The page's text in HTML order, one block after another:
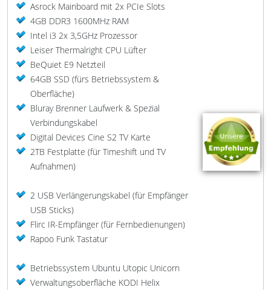
Asrock Mainboard mit 2x PCIe Slots
4GB DDR3 1600MHz RAM
Intel i3 2x 3,5GHz Prozessor
Leiser Thermalright CPU Lüfter
BeQuiet E9 Netzteil
64GB SSD (fürs Betriebssystem &
Oberfläche)
Bluray Brenner Laufwerk & Spezial
Verbindungskabel
Digital Devices Cine S2 TV Karte
2TB Festplatte (für Timeshift und TV
Aufnahmen)
2 USB Verlängerungskabel (für Empfänger
USB Sticks)
Flirc IR-Empfänger (für Fernbedienungen)
Rapoo Funk Tastatur
Betriebssystem Ubuntu Utopic Unicorn
Verwaltungsoberfläche KODI Helix